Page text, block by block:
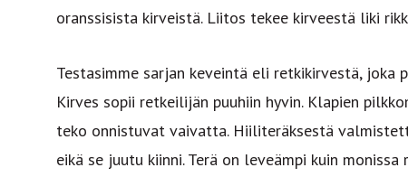
oranssisista kirveistä. Liitos tekee kirveestä liki
Testasimme sarjan keveintä eli retkikirvestä, joka
Kirves sopii retkeilijän puuhiin hyvin. Klapien
teko onnistuvat vaivatta. Hiiliteräksestä
eikä se juutu kiinni. Terä on leveämpi kuin